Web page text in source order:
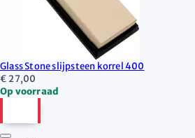
Glass Stone slijpsteen korrel 400
€ 27,00
Op voorraad